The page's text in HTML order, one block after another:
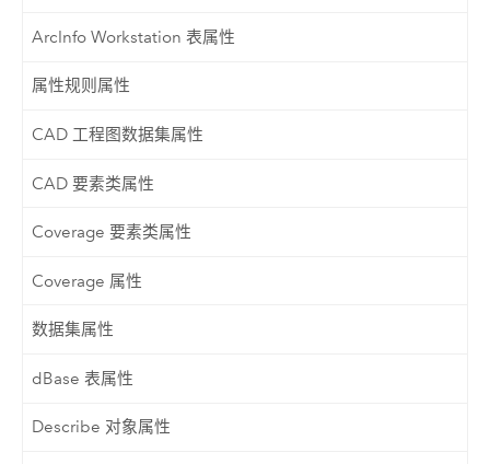
ArcInfo Workstation 表属性
属性规则属性
CAD 工程图数据集属性
CAD 要素类属性
Coverage 要素类属性
Coverage 属性
数据集属性
dBase 表属性
Describe 对象属性